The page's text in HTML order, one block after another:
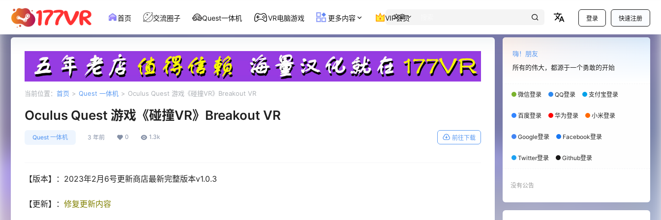
文章 登录 快速注册
首页 交流圈子 Quest一体机 VR电脑游戏 更多内容 VIP会员
当前位置： 首页 > Quest 一体机 > Oculus Quest 游戏《碰撞VR》Breakout VR
Oculus Quest 游戏《碰撞VR》Breakout VR
Quest 一体机 3 年前 0 1.3k 前往下载
【版本】：2023年2月6号更新商店最新完整版本v1.0.3
【更新】： 修复更新内容
嗨！朋友
所有的伟大，都源于一个勇敢的开始
微信登录 QQ登录 支付宝登录
百度登录 华为登录 小米登录
Google登录 Facebook登录
Twitter登录 Github登录
没有公告